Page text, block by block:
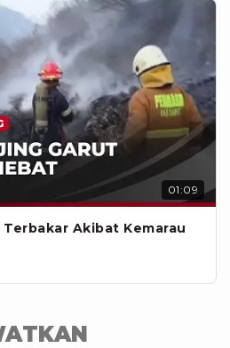
01:09
Akibat Kemarau